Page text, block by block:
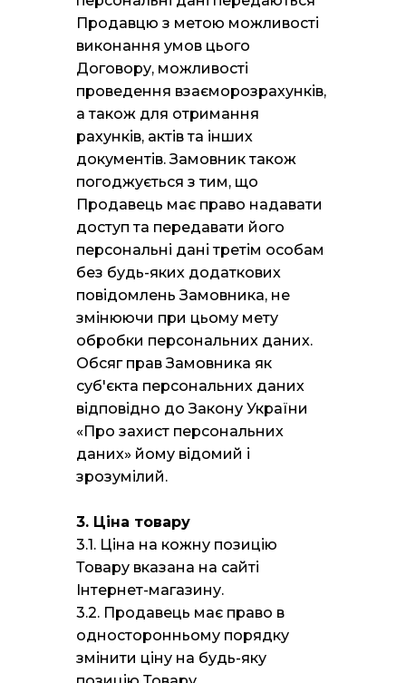
Продавцю з метою можливості
виконання умов цього
Договору, можливості
проведення взаєморозрахунків,
а також для отримання
рахунків, актів та інших
документів. Замовник також
погоджується з тим, що
Продавець має право надавати
доступ та передавати його
персональні дані третім особам
без будь-яких додаткових
повідомлень Замовника, не
змінюючи при цьому мету
обробки персональних даних.
Обсяг прав Замовника як
суб'єкта персональних даних
відповідно до Закону України
«Про захист персональних
даних» йому відомий і
зрозумілий.
3. Ціна товару
3.1. Ціна на кожну позицію
Товару вказана на сайті
Інтернет-магазину.
3.2. Продавець має право в
односторонньому порядку
змінити ціну на будь-яку